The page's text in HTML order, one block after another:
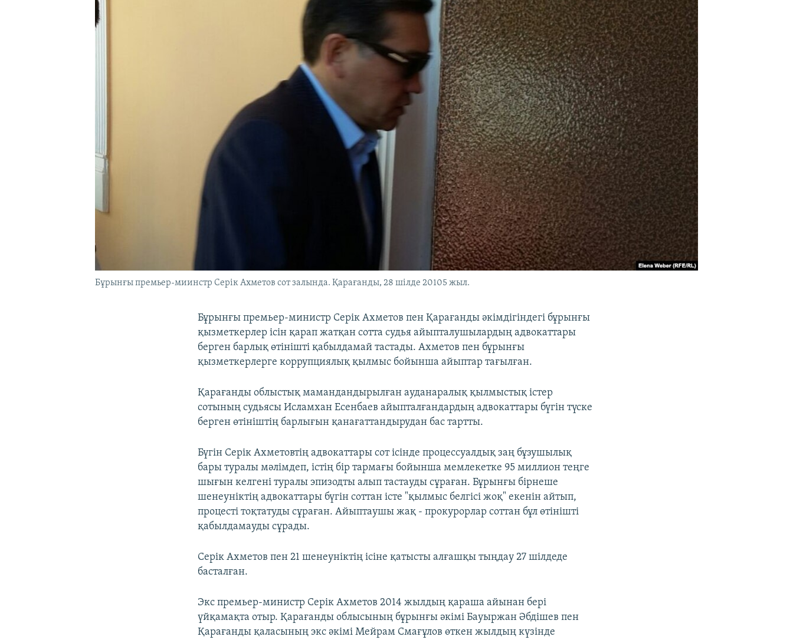
Бұрынғы премьер-миинстр Серік Ахметов сот залында. Қарағанды, 28 шілде 20105 жыл.
Бұрынғы премьер-министр Серік Ахметов пен Қарағанды әкімдігіндегі бұрынғы
қызметкерлер ісін қарап жатқан сотта судья айыпталушылардың адвокаттары
берген барлық өтінішті қабылдамай тастады. Ахметов пен бұрынғы
қызметкерлерге коррупциялық қылмыс бойынша айыптар тағылған.
Қарағанды облыстық мамандандырылған ауданаралық қылмыстық істер
сотының судьясы Исламхан Есенбаев айыпталғандардың адвокаттары бүгін түске
берген өтініштің барлығын қанағаттандырудан бас тартты.
Бүгін Серік Ахметовтің адвокаттары сот ісінде процессуалдық заң бұзушылық
бары туралы мәлімдеп, істің бір тармағы бойынша мемлекетке 95 миллион теңге
шығын келгені туралы эпизодты алып тастауды сұраған. Бұрынғы бірнеше
шенеуніктің адвокаттары бүгін соттан істе "қылмыс белгісі жоқ" екенін айтып,
процесті тоқтатуды сұраған. Айыптаушы жақ - прокурорлар соттан бұл өтінішті
қабылдамауды сұрады.
Серік Ахметов пен 21 шенеуніктің ісіне қатысты алғашқы тыңдау 27 шілдеде
басталған.
Экс премьер-министр Серік Ахметов 2014 жылдың қараша айынан бері
үйқамақта отыр. Қарағанды облысының бұрынғы әкімі Бауыржан Әбдішев пен
Қарағанды қаласының экс әкімі Мейрам Смағұлов өткен жылдың күзінде